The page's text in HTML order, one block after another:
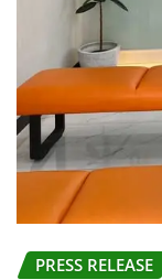
PRESS RELEASE